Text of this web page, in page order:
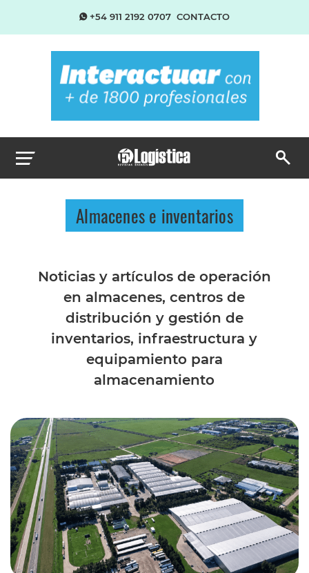
+54 911 2192 0707 CONTACTO
Almacenes e inventarios
Noticias y artículos de operación
en almacenes, centros de
distribución y gestión de
inventarios, infraestructura y
equipamiento para
almacenamiento